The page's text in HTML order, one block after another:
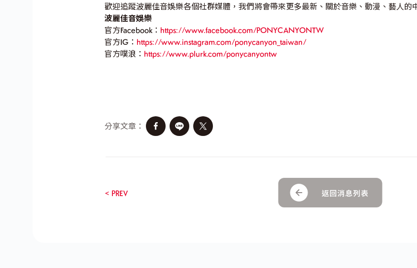
歡迎追蹤波麗佳音娛樂各個社群媒體，我們將會帶來更多最新、關於音樂、動漫、藝人的
波麗佳音娛樂
官方Facebook： https://www.facebook.com/PONYCANYONTW
官方IG： https://www.instagram.com/ponycanyon_taiwan/
官方噗浪： https://www.plurk.com/ponycanyontw
分享文章：
< PREV